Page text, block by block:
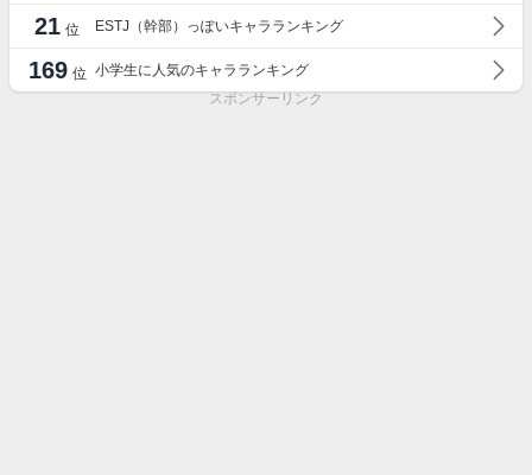
21 位 ESTJ（幹部）っぽいキャラランキング
169 位 小学生に人気のキャラランキング
スポンサーリンク